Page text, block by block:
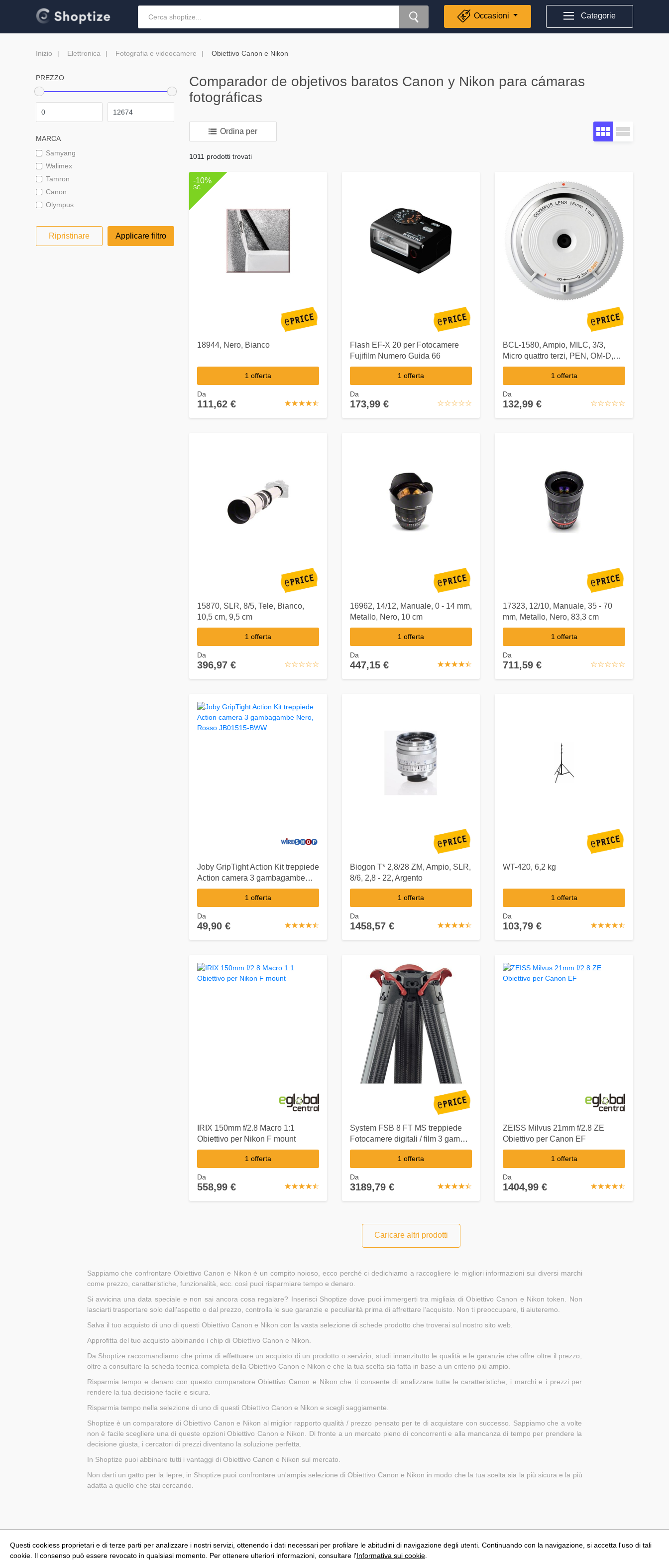
Occasioni Categorie
Inizio Elettronica Fotografia e videocamere Obiettivo Canon e Nikon
PREZZO
MARCA
Samyang
Walimex
Tamron
Canon
Olympus
Ripristinare Applicare filtro
Comparador de objetivos baratos Canon y Nikon para cámaras
fotográficas
Ordina per
1011 prodotti trovati
-10%
SC.
18944, Nero, Bianco
1 offerta
☆☆☆☆☆
★★★★★
Da
111,62 €
Flash EF-X 20 per Fotocamere
Fujifilm Numero Guida 66
1 offerta
☆☆☆☆☆
★★★★★
Da
173,99 €
BCL-1580, Ampio, MILC, 3/3,
Micro quattro terzi, PEN, OM-D,
Bianco
1 offerta
☆☆☆☆☆
★★★★★
Da
132,99 €
15870, SLR, 8/5, Tele, Bianco,
10,5 cm, 9,5 cm
1 offerta
☆☆☆☆☆
★★★★★
Da
396,97 €
16962, 14/12, Manuale, 0 - 14 mm,
Metallo, Nero, 10 cm
1 offerta
☆☆☆☆☆
★★★★★
Da
447,15 €
17323, 12/10, Manuale, 35 - 70
mm, Metallo, Nero, 83,3 cm
1 offerta
☆☆☆☆☆
★★★★★
Da
711,59 €
Joby GripTight Action Kit treppiede
Action camera 3 gambagambe
Nero, Rosso JB01515-BWW
1 offerta
☆☆☆☆☆
★★★★★
Da
49,90 €
Biogon T* 2,8/28 ZM, Ampio, SLR,
8/6, 2,8 - 22, Argento
1 offerta
☆☆☆☆☆
★★★★★
Da
1458,57 €
WT-420, 6,2 kg
1 offerta
☆☆☆☆☆
★★★★★
Da
103,79 €
IRIX 150mm f/2.8 Macro 1:1
Obiettivo per Nikon F mount
1 offerta
☆☆☆☆☆
★★★★★
Da
558,99 €
System FSB 8 FT MS treppiede
Fotocamere digitali / film 3 gamba
/ gambe Nero
1 offerta
☆☆☆☆☆
★★★★★
Da
3189,79 €
ZEISS Milvus 21mm f/2.8 ZE
Obiettivo per Canon EF
1 offerta
☆☆☆☆☆
★★★★★
Da
1404,99 €
Caricare altri prodotti
Sappiamo che confrontare Obiettivo Canon e Nikon è un compito noioso, ecco perché ci dedichiamo a raccogliere le migliori informazioni sui diversi marchi
come prezzo, caratteristiche, funzionalità, ecc. così puoi risparmiare tempo e denaro.
Si avvicina una data speciale e non sai ancora cosa regalare? Inserisci Shoptize dove puoi immergerti tra migliaia di Obiettivo Canon e Nikon token. Non
lasciarti trasportare solo dall'aspetto o dal prezzo, controlla le sue garanzie e peculiarità prima di affrettare l'acquisto. Non ti preoccupare, ti aiuteremo.
Salva il tuo acquisto di uno di questi Obiettivo Canon e Nikon con la vasta selezione di schede prodotto che troverai sul nostro sito web.
Approfitta del tuo acquisto abbinando i chip di Obiettivo Canon e Nikon.
Da Shoptize raccomandiamo che prima di effettuare un acquisto di un prodotto o servizio, studi innanzitutto le qualità e le garanzie che offre oltre il prezzo,
oltre a consultare la scheda tecnica completa della Obiettivo Canon e Nikon e che la tua scelta sia fatta in base a un criterio più ampio.
Risparmia tempo e denaro con questo comparatore Obiettivo Canon e Nikon che ti consente di analizzare tutte le caratteristiche, i marchi e i prezzi per
rendere la tua decisione facile e sicura.
Risparmia tempo nella selezione di uno di questi Obiettivo Canon e Nikon e scegli saggiamente.
Shoptize è un comparatore di Obiettivo Canon e Nikon al miglior rapporto qualità / prezzo pensato per te di acquistare con successo. Sappiamo che a volte
non è facile scegliere una di queste opzioni Obiettivo Canon e Nikon. Di fronte a un mercato pieno di concorrenti e alla mancanza di tempo per prendere la
decisione giusta, i cercatori di prezzi diventano la soluzione perfetta.
In Shoptize puoi abbinare tutti i vantaggi di Obiettivo Canon e Nikon sul mercato.
Non darti un gatto per la lepre, in Shoptize puoi confrontare un'ampia selezione di Obiettivo Canon e Nikon in modo che la tua scelta sia la più sicura e la più
adatta a quello che stai cercando.
Questi cookiess proprietari e di terze parti per analizzare i nostri servizi, ottenendo i dati necessari per profilare le abitudini di navigazione degli utenti. Continuando con la navigazione, si accetta l'uso di tali
cookie. Il consenso può essere revocato in qualsiasi momento. Per ottenere ulteriori informazioni, consultare l'Informativa sui cookie